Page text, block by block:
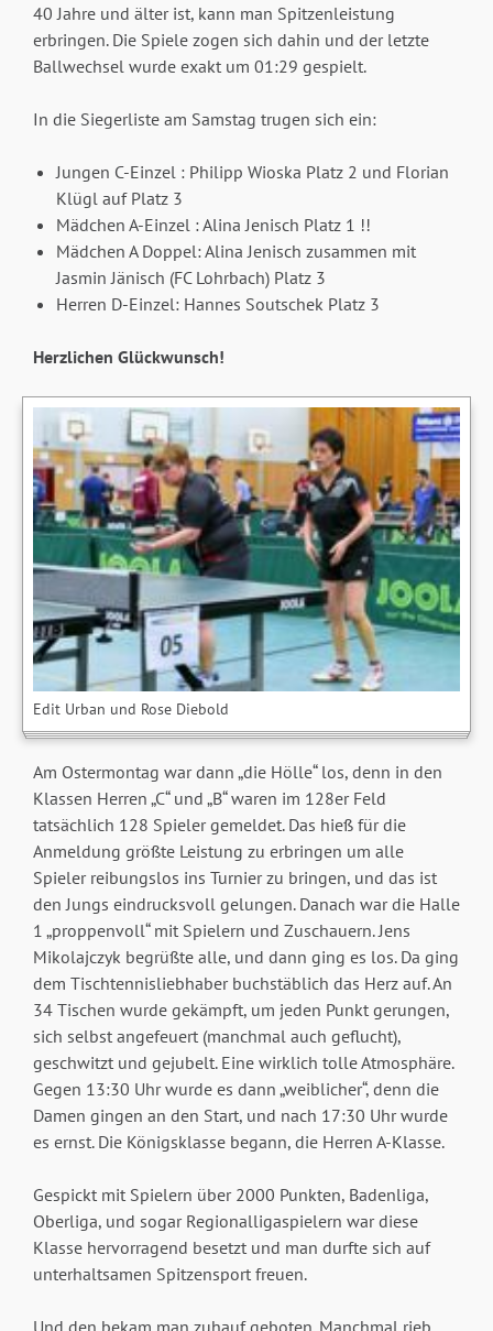
40 Jahre und älter ist, kann man Spitzenleistung
erbringen. Die Spiele zogen sich dahin und der letzte
Ballwechsel wurde exakt um 01:29 gespielt.
In die Siegerliste am Samstag trugen sich ein:
Jungen C-Einzel : Philipp Wioska Platz 2 und Florian
Klügl auf Platz 3
Mädchen A-Einzel : Alina Jenisch Platz 1 !!
Mädchen A Doppel: Alina Jenisch zusammen mit
Jasmin Jänisch (FC Lohrbach) Platz 3
Herren D-Einzel: Hannes Soutschek Platz 3
Herzlichen Glückwunsch!
Edit Urban und Rose Diebold
Am Ostermontag war dann „die Hölle“ los, denn in den
Klassen Herren „C“ und „B“ waren im 128er Feld
tatsächlich 128 Spieler gemeldet. Das hieß für die
Anmeldung größte Leistung zu erbringen um alle
Spieler reibungslos ins Turnier zu bringen, und das ist
den Jungs eindrucksvoll gelungen. Danach war die Halle
1 „proppenvoll“ mit Spielern und Zuschauern. Jens
Mikolajczyk begrüßte alle, und dann ging es los. Da ging
dem Tischtennisliebhaber buchstäblich das Herz auf. An
34 Tischen wurde gekämpft, um jeden Punkt gerungen,
sich selbst angefeuert (manchmal auch geflucht),
geschwitzt und gejubelt. Eine wirklich tolle Atmosphäre.
Gegen 13:30 Uhr wurde es dann „weiblicher“, denn die
Damen gingen an den Start, und nach 17:30 Uhr wurde
es ernst. Die Königsklasse begann, die Herren A-Klasse.
Gespickt mit Spielern über 2000 Punkten, Badenliga,
Oberliga, und sogar Regionalligaspielern war diese
Klasse hervorragend besetzt und man durfte sich auf
unterhaltsamen Spitzensport freuen.
Und den bekam man zuhauf geboten. Manchmal rieb